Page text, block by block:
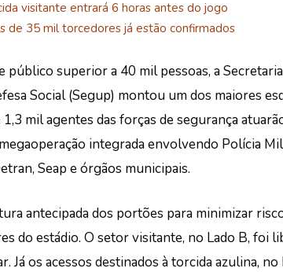
visitante entrará 6 horas antes do jogo
de 35 mil torcedores já estão confirmados
público superior a 40 mil pessoas, a
Social (Segup) montou um dos maiores
mil agentes das forças de segurança
integrada envolvendo Polícia
Seap e órgãos municipais.
antecipada dos portões para minimizar
do estádio. O setor visitante, no Lado B, foi
Já os acessos destinados à torcida azulina, no